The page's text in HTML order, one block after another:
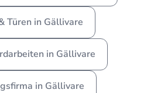
Türen in Gällivare
in Gällivare
in Gällivare